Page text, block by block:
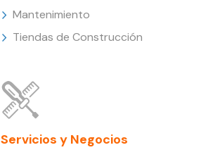
Mantenimiento
Tiendas de Construcción
Servicios y Negocios